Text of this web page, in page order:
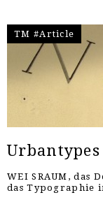
TM #Article
WEI SRAUM,
das Typographie